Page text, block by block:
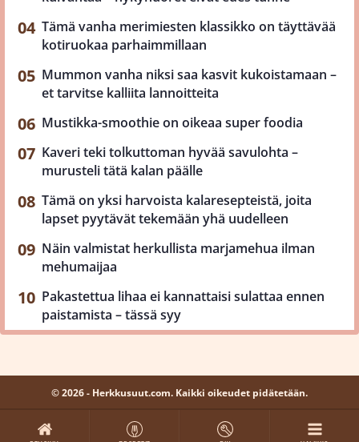
Tämä vanha merimiesten klassikko on täyttävää
kotiruokaa parhaimmillaan
Mummon vanha niksi saa kasvit kukoistamaan –
et tarvitse kalliita lannoitteita
Mustikka-smoothie on oikeaa super foodia
Kaveri teki tolkuttoman hyvää savulohta –
murusteli tätä kalan päälle
Tämä on yksi harvoista kalaresepteistä, joita
lapset pyytävät tekemään yhä uudelleen
Näin valmistat herkullista marjamehua ilman
mehumaijaa
Pakastettua lihaa ei kannattaisi sulattaa ennen
paistamista – tässä syy
© 2026 - Herkkusuut.com. Kaikki oikeudet pidätetään.